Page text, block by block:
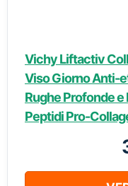
Vichy Liftactiv
Viso Giorno Anti-
Rughe Profonde
Peptidi Pro-